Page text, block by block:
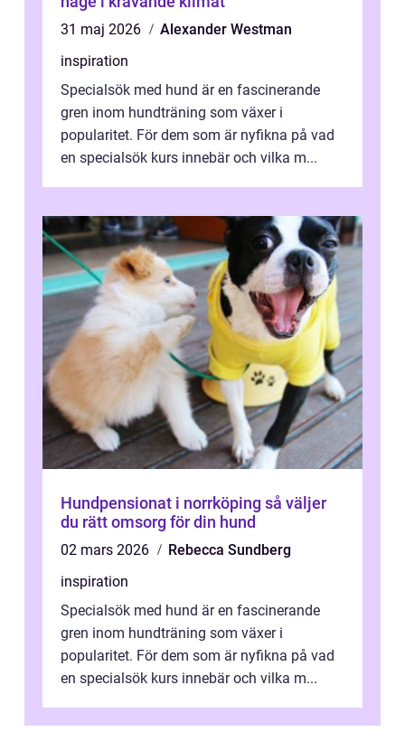
31 maj 2026
Alexander Westman
inspiration
Specialsök med hund är en fascinerande
gren inom hundträning som växer i
popularitet. För dem som är nyfikna på vad
en specialsök kurs innebär och vilka m...
Hundpensionat i norrköping så väljer
du rätt omsorg för din hund
02 mars 2026
Rebecca Sundberg
inspiration
Specialsök med hund är en fascinerande
gren inom hundträning som växer i
popularitet. För dem som är nyfikna på vad
en specialsök kurs innebär och vilka m...